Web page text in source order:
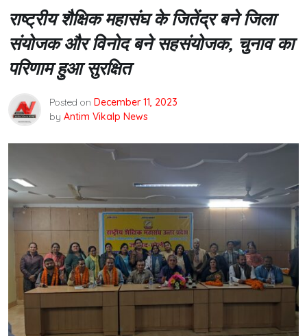
राष्ट्रीय शैक्षिक महासंघ के जितेंद्र बने जिला
संयोजक और विनोद बने सहसंयोजक, चुनाव का
परिणाम हुआ सुरक्षित
Posted on December 11, 2023
by Antim Vikalp News